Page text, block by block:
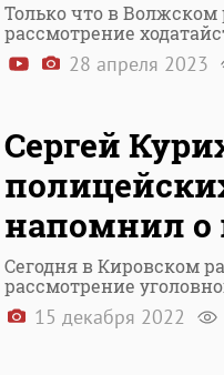
Только что в Волжском
рассмотрение
28 апреля 2023
Сергей
напомнил о
Сегодня в Кировском
рассмотрение
15 декабря 2022